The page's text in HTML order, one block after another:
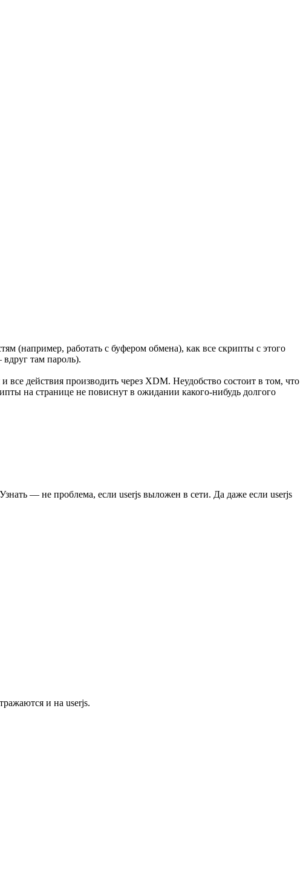
(например, работать с буфером обмена), как все скрипты с этого
там пароль).
действия производить через XDM. Неудобство состоит в том, что
на странице не повиснут в ожидании какого-нибудь долгого
— не проблема, если userjs выложен в сети. Да даже если userjs
и на userjs.